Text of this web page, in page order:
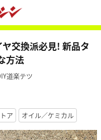
ヤ交換派必見! 新品タ
方法
道楽テツ
ア オイル／ケミカル